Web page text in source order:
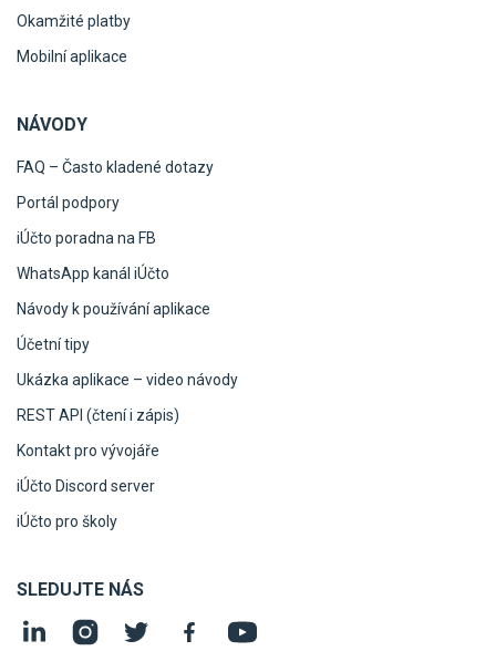
Okamžité platby
Mobilní aplikace
NÁVODY
FAQ – Často kladené dotazy
Portál podpory
iÚčto poradna na FB
WhatsApp kanál iÚčto
Návody k používání aplikace
Účetní tipy
Ukázka aplikace – video návody
REST API (čtení i zápis)
Kontakt pro vývojáře
iÚčto Discord server
iÚčto pro školy
SLEDUJTE NÁS